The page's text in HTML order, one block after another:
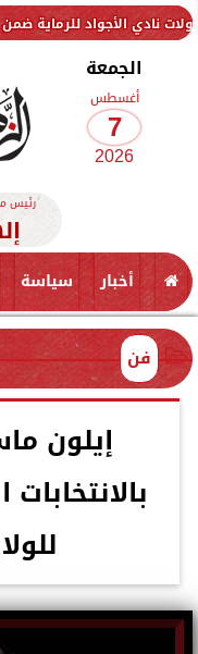
للرماية ضمن مهرجان
الجمعة
أغسطس
7
2026
رئيس
أخبار سياسة
فن
إيلون